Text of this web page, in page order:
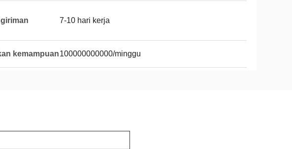
7-10 hari kerja
kemampuan100000000000/minggu